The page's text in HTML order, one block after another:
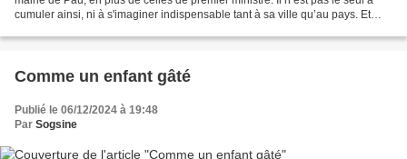
cumuler ainsi, ni à s'imaginer indispensable tant à sa ville qu’au pays. Et
Comme un enfant gâté
Publié le 06/12/2024 à 19:48
Par Sogsine